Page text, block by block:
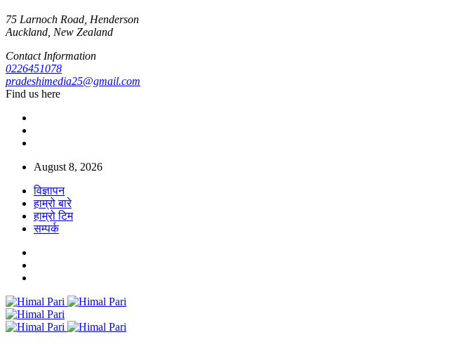
75 Larnoch Road, Henderson
Auckland, New Zealand
Contact Information
0226451078
pradeshimedia25@gmail.com
Find us here
August 8, 2026
विज्ञापन
हाम्रो बारे
हाम्रो टिम
सम्पर्क